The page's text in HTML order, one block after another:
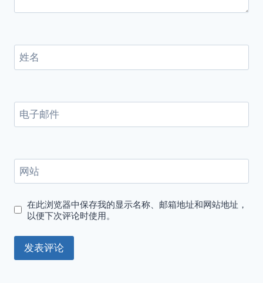
姓名
电子邮件
网站
在此浏览器中保存我的显示名称、邮箱地址和网站地址，
以便下次评论时使用。